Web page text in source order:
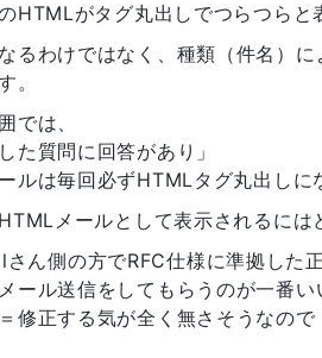
HTMLがタグ丸出しでつらつらと
るわけではなく、種類（件名）
。
では、
た質問に回答があり」
ルは毎回必ずHTMLタグ丸出しに
メールとして表示されるには
ん側の方でRFC仕様に準拠した
ール送信をしてもらうのが一番い
修正する気が全く無さそうなので